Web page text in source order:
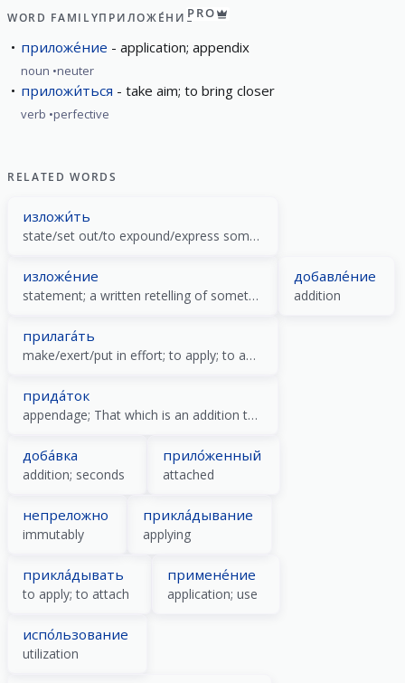
WORD FAMILYПРИЛОЖЕ́НИЕPRO
приложе́ние application; appendiх
noun neuter
приложи́ться take aim; to bring closer
verb perfective
RELATED WORDS
изложи́ть
state/set out/to expound/express something in words/written/oral
изложе́ние
statement; a written retelling of something in ones own words
добавле́ние
addition
прилага́ть
make/exert/put in effort; to apply; to attach; (colloquial) to smack
прида́ток
appendage; That which is an addition to something that has no independent significance
доба́вка
addition; seconds
прило́женный
attached
непреложно
immutably
прикла́дывание
applying
прикла́дывать
to apply; to attach
примене́ние
application; use
испо́льзование
utilization